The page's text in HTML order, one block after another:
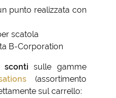
punto realizzata con
scatola
B-Corporation
sconti sulle gamme
(assortimento
sul carrello: